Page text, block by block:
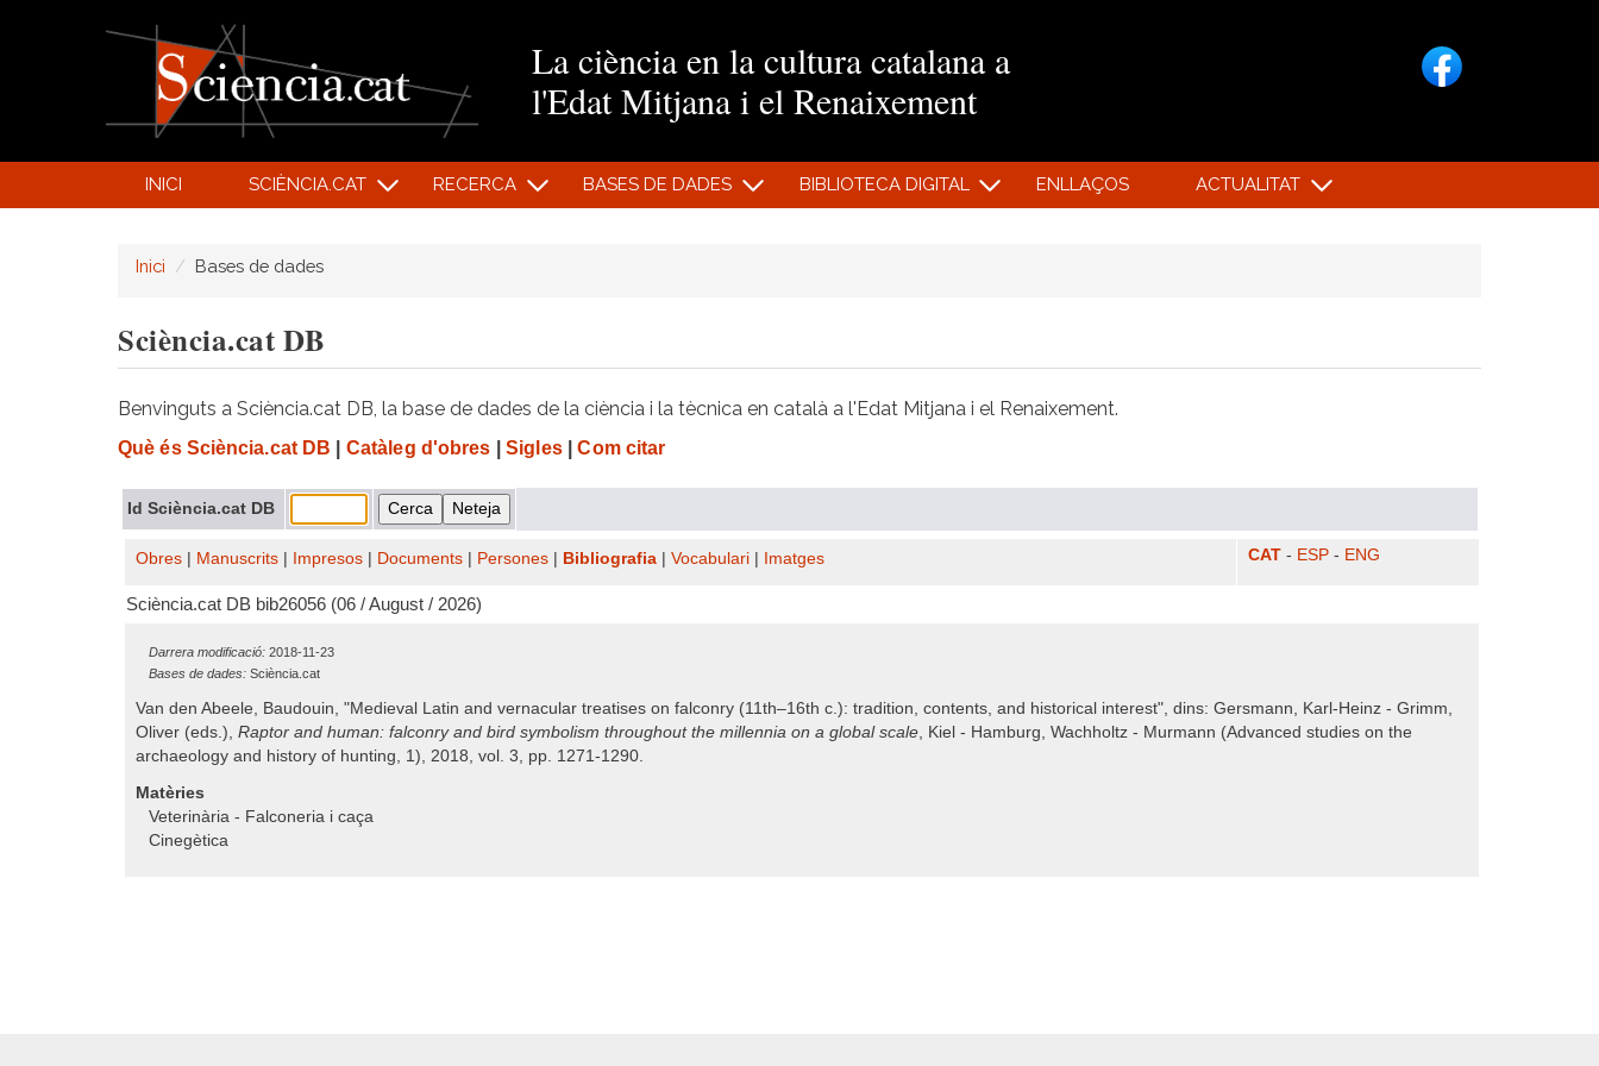
La ciència en la cultura catalana a
l'Edat Mitjana i el Renaixement
INICI SCIÈNCIA.CAT RECERCA BASES DE DADES BIBLIOTECA DIGITAL ENLLAÇOS ACTUALITAT
Inici Bases de dades
Sciència.cat DB
Benvinguts a Sciència.cat DB, la base de dades de la ciència i la tècnica en català a l'Edat Mitjana i el Renaixement.
Què és Sciència.cat DB Catàleg d'obres Sigles| Com citar
Id Sciència.cat DB
Obres Manuscrits Impresos Documents Persones Bibliografia Vocabulari Imatges CAT - ESP - ENG
Sciència.cat DB bib26056 (06 / August / 2026)
Darrera modificació: 2018-11-23
Bases de dades: Sciència.cat
Van den Abeele, Baudouin, "Medieval Latin and vernacular treatises on falconry (11th–16th c.): tradition, contents, and historical interest", dins: Gersmann, Karl-Heinz - Grimm,
Oliver (eds.), Raptor and human: falconry and bird symbolism throughout the millennia on a global scale, Kiel - Hamburg, Wachholtz - Murmann (Advanced studies on the
archaeology and history of hunting, 1), 2018, vol. 3, pp. 1271-1290.
Matèries
Veterinària - Falconeria i caça
Cinegètica